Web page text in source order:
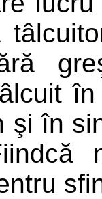
şi în